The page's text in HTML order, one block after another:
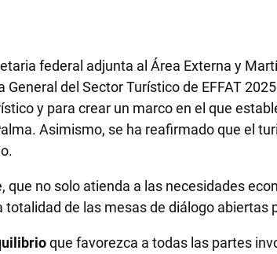
federal adjunta al Área Externa y
del Sector Turístico de EFFAT
y para crear un marco en el que
Asimismo, se ha reafirmado que el
no solo atienda a las necesidades
de las mesas de diálogo abiertas
que favorezca a todas las partes